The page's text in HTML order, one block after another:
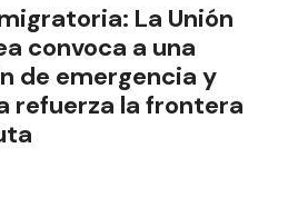
La Unión
convoca a una
de emergencia y
refuerza la frontera